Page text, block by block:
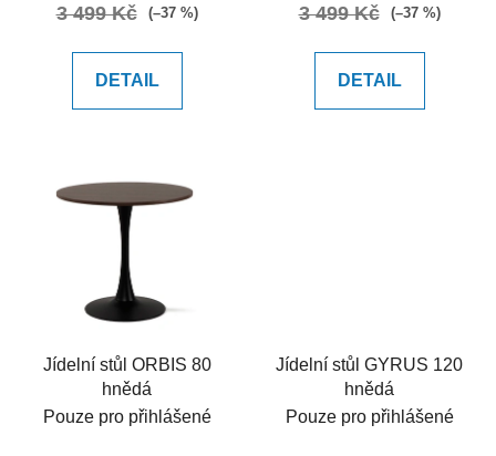
3 499 Kč (–37 %)
DETAIL
3 499 Kč (–37 %)
DETAIL
Jídelní stůl ORBIS 80
hnědá
Pouze pro přihlášené
Jídelní stůl GYRUS 120
hnědá
Pouze pro přihlášené